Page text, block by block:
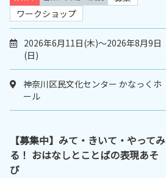
ワークショップ
2026年6月11日(木)～2026年8月9日
(日)
神奈川区民文化センター かなっくホ
ール
【募集中】みて・きいて・やってみ
る！ おはなしとことばの表現あそ
び